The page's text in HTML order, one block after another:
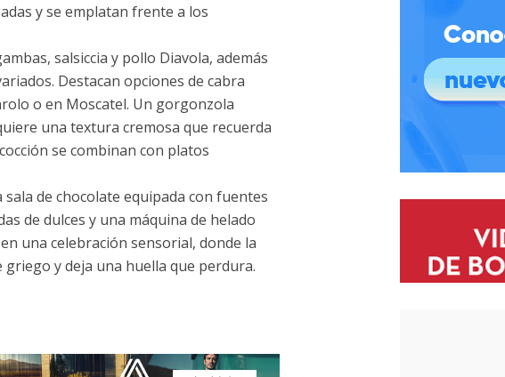
y se emplatan frente a los
salsiccia y pollo Diavola, además
Destacan opciones de cabra
o en Moscatel. Un gorgonzola
una textura cremosa que recuerda
se combinan con platos
de chocolate equipada con fuentes
de dulces y una máquina de helado
una celebración sensorial, donde la
y deja una huella que perdura.